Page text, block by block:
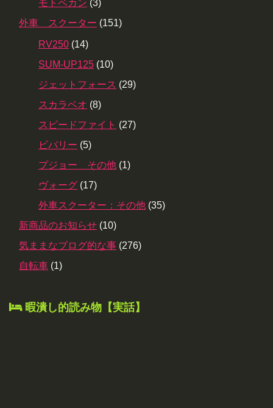
モトベカン (3)
外車 スクーター (151)
RV250 (14)
SUM-UP125 (10)
ジェットフォース (29)
スカラベオ (8)
スピードファイト (27)
ビバリー (5)
プジョー その他 (1)
ヴォーグ (17)
外車スクーター：その他 (35)
新商品のお知らせ (10)
気ままなブログ的な事 (276)
自転車 (1)
暇潰し的読み物【実話】